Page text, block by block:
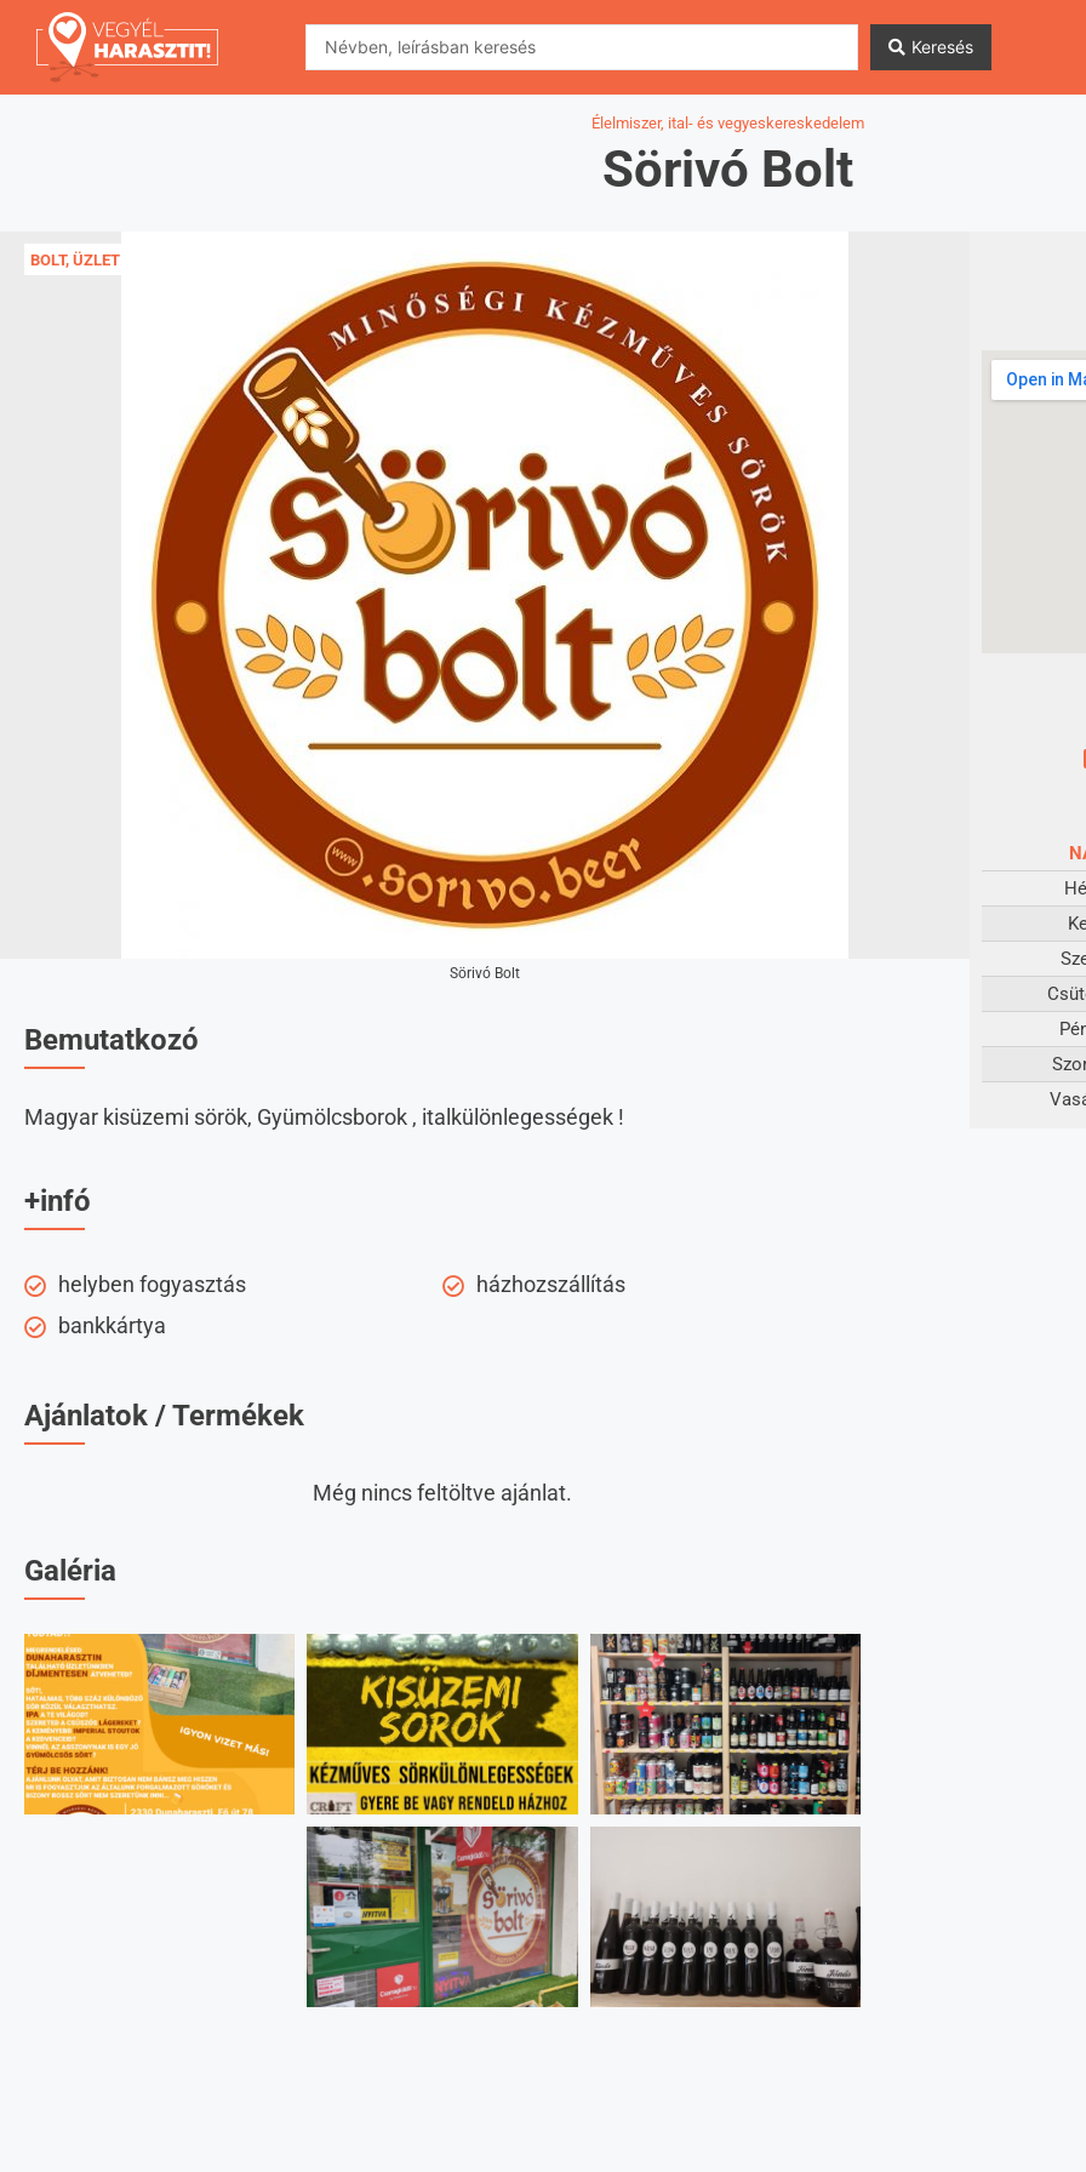
Keresés
Élelmiszer, ital- és vegyeskereskedelem
Sörivó Bolt
Sörivó Bolt
BOLT, ÜZLET
Bemutatkozó
Magyar kisüzemi sörök, Gyümölcsborok , italkülönlegességek !
+infó
helyben fogyasztás
házhozszállítás
bankkártya
Ajánlatok / Termékek
Még nincs feltöltve ajánlat.
Galéria